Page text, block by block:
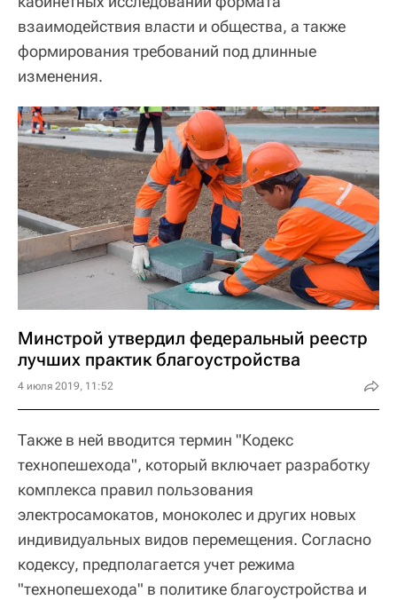
взаимодействия власти и общества, а также
формирования требований под длинные
изменения.
Минстрой утвердил федеральный реестр
лучших практик благоустройства
4 июля 2019, 11:52
Также в ней вводится термин "Кодекс
технопешехода", который включает разработку
комплекса правил пользования
электросамокатов, моноколес и других новых
индивидуальных видов перемещения. Согласно
кодексу, предполагается учет режима
"технопешехода" в политике благоустройства и